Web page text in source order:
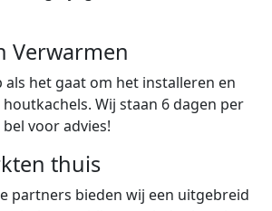
Verwarmen
als het gaat om het installeren en
Wij staan 6 dagen per
voor advies!
thuis
partners bieden wij een uitgebreid